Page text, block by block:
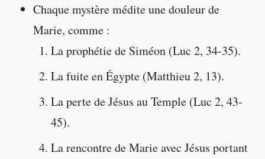
Chaque mystère médite une douleur de
Marie, comme :
La prophétie de Siméon (Luc 2, 34-35).
La fuite en Égypte (Matthieu 2, 13).
La perte de Jésus au Temple (Luc 2, 43-
45).
La rencontre de Marie avec Jésus portant